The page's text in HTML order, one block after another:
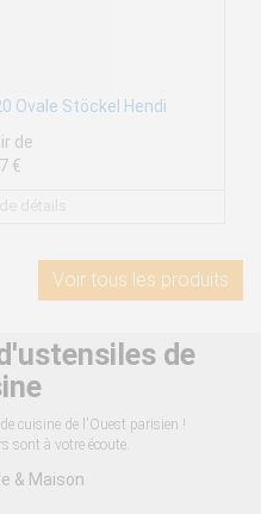
Ovale Stöckel Hendi
de
€
Voir tous les produits
de
cuisine de l'Ouest parisien !
sont à votre écoute.
& Maison